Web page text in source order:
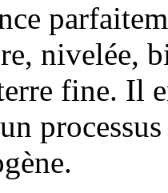
nivelée,
fine. Il